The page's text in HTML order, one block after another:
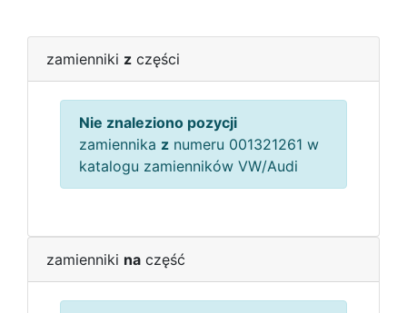
zamienniki z części
Nie znaleziono pozycji
zamiennika z numeru 001321261 w
katalogu zamienników VW/Audi
zamienniki na część